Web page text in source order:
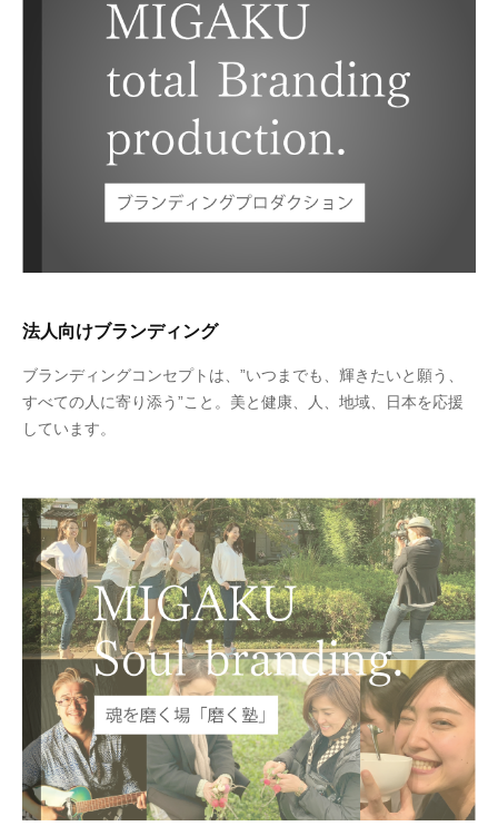
法人向けブランディング
ブランディングコンセプトは、”いつまでも、輝きたいと願う、
すべての人に寄り添う”こと。美と健康、人、地域、日本を応援
しています。